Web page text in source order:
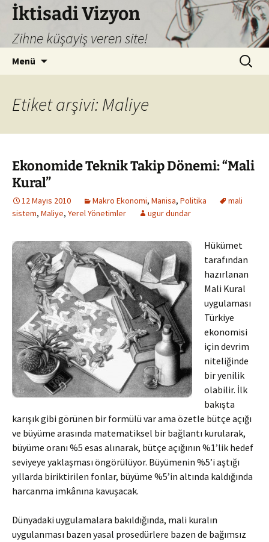
İktisadi Vizyon
Zihne küşayiş veren site!
Menü Arama:
Etiket arşivi: Maliye
Ekonomide Teknik Takip Dönemi: “Mali
Kural”
12 Mayıs 2010 Makro Ekonomi, Manisa, Politika
mali
sistem, Maliye, Yerel Yönetimler ugur dundar
Hükümet
tarafından
hazırlanan
Mali Kural
uygulaması
Türkiye
ekonomisi
için devrim
niteliğinde
bir yenilik
olabilir. İlk
bakışta
karışık gibi görünen bir formülü var ama özetle bütçe açığı
ve büyüme arasında matematiksel bir bağlantı kurularak,
büyüme oranı %5 esas alınarak, bütçe açığının %1’lik hedef
seviyeye yaklaşması öngörülüyor. Büyümenin %5’i aştığı
yıllarda biriktirilen fonlar, büyüme %5’in altında kaldığında
harcanma imkânına kavuşacak.
Dünyadaki uygulamalara bakıldığında, mali kuralın
uygulanması bazen yasal prosedürlere bazen de bağımsız